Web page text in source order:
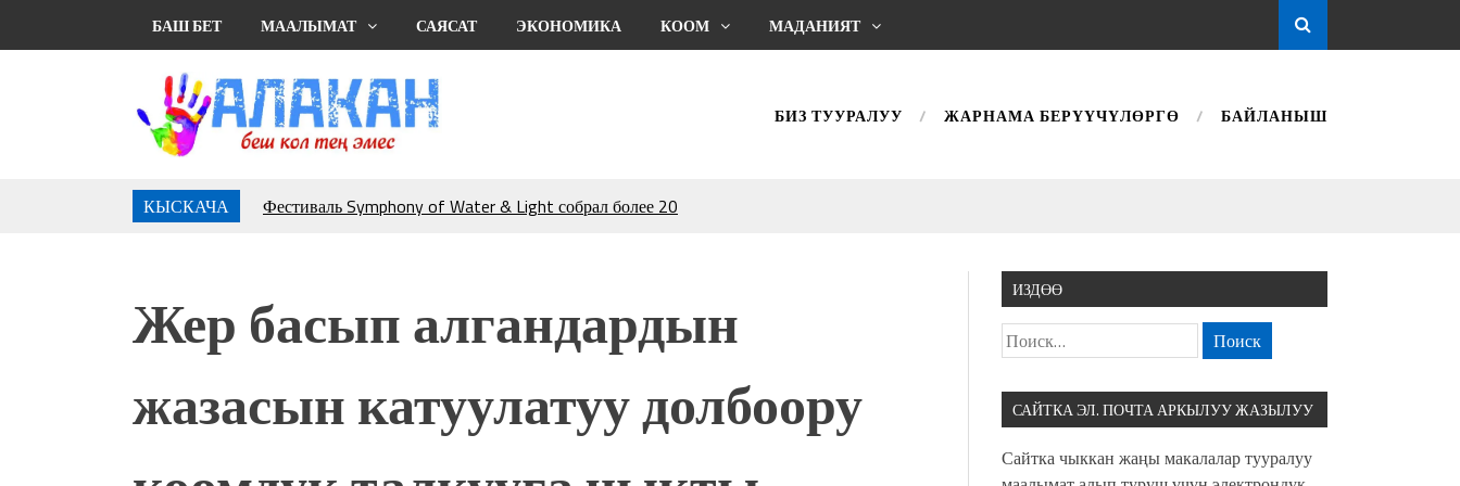
БАШ БЕТ МААЛЫМАТ САЯСАТ ЭКОНОМИКА КООМ МАДАНИЯТ
БИЗ ТУУРАЛУУ ЖАРНАМА БЕРҮҮЧҮЛӨРГӨ БАЙЛАНЫШ
КЫСКАЧА
Фестиваль Symphony of Water & Light собрал более 20
болмок”
УЛУУ ЖУТТА УЛУТТУ САКТАГАН ЖУСУП
музыкальных фонтанов в Royal Central Park
Аида САЛЯНОВА: "Кыргыз шахмат союзунун
Жер басып алгандардын
жазасын катуулатуу долбоору
ИЗДӨӨ
САЙТКА ЭЛ. ПОЧТА АРКЫЛУУ ЖАЗЫЛУУ
Сайтка чыккан жаңы макалалар тууралуу